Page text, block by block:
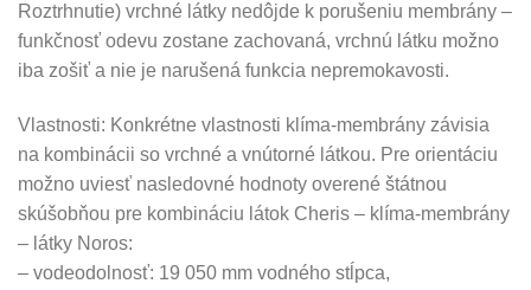
Roztrhnutie) vrchné látky nedôjde k porušeniu membrány –
funkčnosť odevu zostane zachovaná, vrchnú látku možno
iba zošiť a nie je narušená funkcia nepremokavosti.
Vlastnosti: Konkrétne vlastnosti klíma-membrány závisia
na kombinácii so vrchné a vnútorné látkou. Pre orientáciu
možno uviesť nasledovné hodnoty overené štátnou
skúšobňou pre kombináciu látok Cheris – klíma-membrány
– látky Noros:
– vodeodolnosť: 19 050 mm vodného stĺpca,